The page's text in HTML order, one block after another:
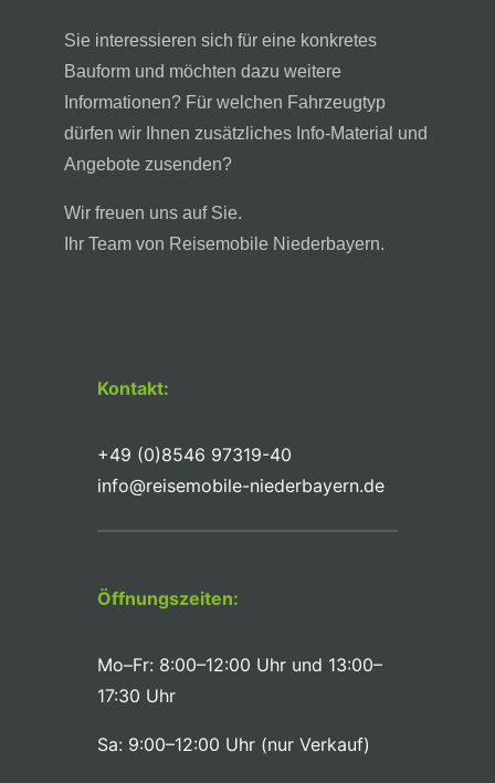
Sie interessieren sich für eine konkretes
Bauform und möchten dazu weitere
Informationen? Für welchen Fahrzeugtyp
dürfen wir Ihnen zusätzliches Info-Material und
Angebote zusenden?
Wir freuen uns auf Sie.
Ihr Team von Reisemobile Niederbayern.
Kontakt:
+49 (0)8546 97319-40
info@reisemobile-niederbayern.de
Öffnungszeiten:
Mo–Fr: 8:00–12:00 Uhr und 13:00–
17:30 Uhr
Sa: 9:00–12:00 Uhr (nur Verkauf)